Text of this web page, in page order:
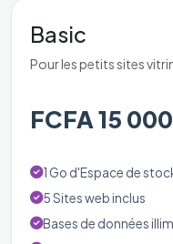
Basic
Pour les petits sites
FCFA 15 000
1 Go d'Espace de
5 Sites web inclus
Bases de données